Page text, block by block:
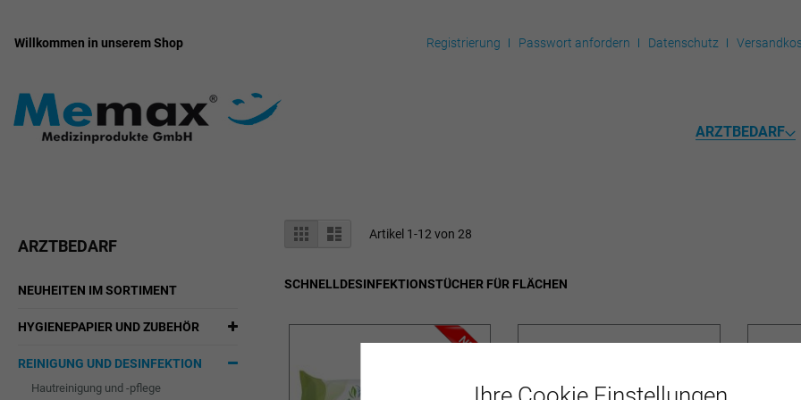
Zum
Willkommen in unserem Shop Registrierung Passwort anfordern Datenschutz
ARZTBEDARF
Anzeigen
als
Liste Liste Artikel 1-12 von 28
SCHNELLDESINFEKTIONSTÜCHER FÜR FLÄCHEN
ARZTBEDARF
NEUHEITEN IM SORTIMENT
HYGIENEPAPIER UND ZUBEHÖR
REINIGUNG UND DESINFEKTION
Hautreinigung und -pflege